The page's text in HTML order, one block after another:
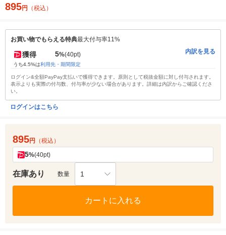
895円 （税込）
お買い物でもらえる特典最大付与率11%
獲得 5%(40pt)
うち4.5%は利用先・期間限定
内訳を見る
ログイン&全額PayPay支払いで獲得できます。原則として税抜金額に対し付与されます。
表示よりも実際の付与数、付与率が少ない場合があります。詳細は内訳からご確認くださ
い。
ログインはこちら
895円 （税込）
5%(40pt)
在庫あり 数量 1
カートに入れる